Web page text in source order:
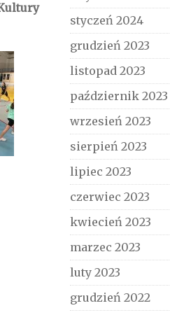
styczeń 2024
grudzień 2023
listopad 2023
październik 2023
wrzesień 2023
sierpień 2023
lipiec 2023
czerwiec 2023
kwiecień 2023
marzec 2023
luty 2023
grudzień 2022